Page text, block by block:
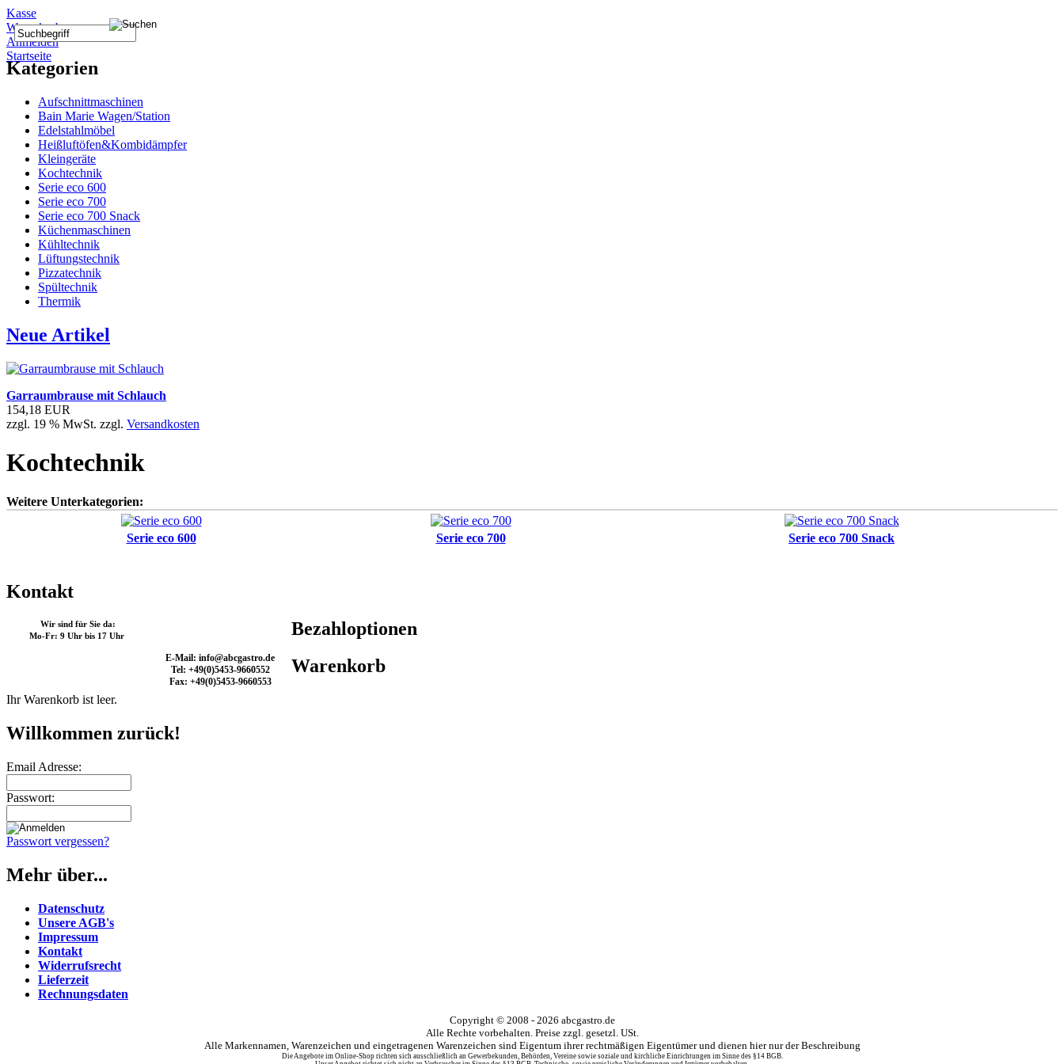
Kasse
Warenkorb
Anmelden
Startseite
Kategorien
Aufschnittmaschinen
Bain Marie Wagen/Station
Edelstahlmöbel
Heißluftöfen&Kombidämpfer
Kleingeräte
Kochtechnik
Serie eco 600
Serie eco 700
Serie eco 700 Snack
Küchenmaschinen
Kühltechnik
Lüftungstechnik
Pizzatechnik
Spültechnik
Thermik
Neue Artikel
Garraumbrause mit Schlauch
154,18 EUR
zzgl. 19 % MwSt. zzgl. Versandkosten
Kochtechnik
Weitere Unterkategorien:
Serie eco 600 Serie eco 700 Serie eco 700 Snack
Kontakt
Wir sind für Sie da:
Mo-Fr: 9 Uhr bis 17 Uhr
E-Mail: info@abcgastro.de
Tel: +49(0)5453-9660552
Fax: +49(0)5453-9660553
Bezahloptionen
Warenkorb
Ihr Warenkorb ist leer.
Willkommen zurück!
Email Adresse:
Passwort:
Passwort vergessen?
Mehr über...
Datenschutz
Unsere AGB's
Impressum
Kontakt
Widerrufsrecht
Lieferzeit
Rechnungsdaten
Copyright © 2008 - 2026 abcgastro.de
Alle Rechte vorbehalten. Preise zzgl. gesetzl. USt.
Alle Markennamen, Warenzeichen und eingetragenen Warenzeichen sind Eigentum ihrer rechtmäßigen Eigentümer und dienen hier nur der Beschreibung
Die Angebote im Online-Shop richten sich ausschließlich an Gewerbekunden, Behörden, Vereine sowie soziale und kirchliche Einrichtungen im Sinne des §14 BGB.